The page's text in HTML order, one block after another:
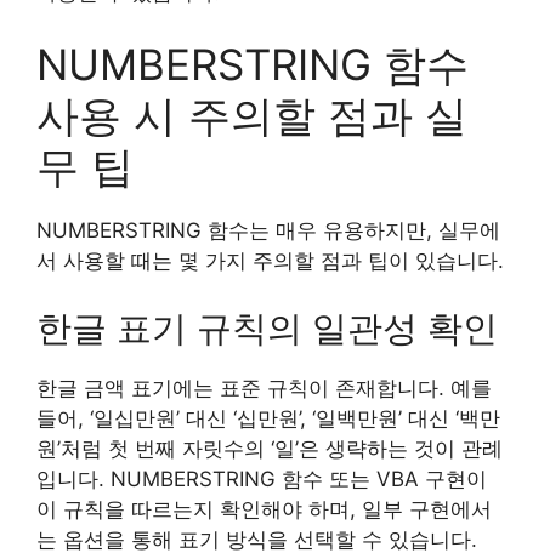
NUMBERSTRING 함수
사용 시 주의할 점과 실
무 팁
NUMBERSTRING 함수는 매우 유용하지만, 실무에
서 사용할 때는 몇 가지 주의할 점과 팁이 있습니다.
한글 표기 규칙의 일관성 확인
한글 금액 표기에는 표준 규칙이 존재합니다. 예를
들어, ‘일십만원’ 대신 ‘십만원’, ‘일백만원’ 대신 ‘백만
원’처럼 첫 번째 자릿수의 ‘일’은 생략하는 것이 관례
입니다. NUMBERSTRING 함수 또는 VBA 구현이
이 규칙을 따르는지 확인해야 하며, 일부 구현에서
는 옵션을 통해 표기 방식을 선택할 수 있습니다.